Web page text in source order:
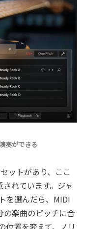
奏ができる
ットがあり、ここ
れています。ジャ
を選んだら、MIDI
の楽曲のピッチに合
位置を変えて、ノリ